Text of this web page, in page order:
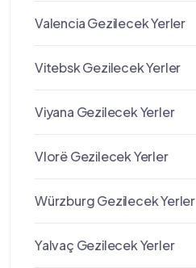
Valencia Gezilecek Yerler
Vitebsk Gezilecek Yerler
Viyana Gezilecek Yerler
Vlorë Gezilecek Yerler
Würzburg Gezilecek Yerler
Yalvaç Gezilecek Yerler